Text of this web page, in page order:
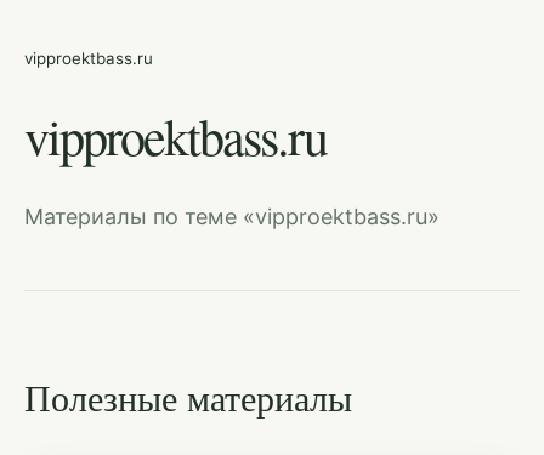
vipproektbass.ru
vipproektbass.ru
Материалы по теме «vipproektbass.ru»
Полезные материалы